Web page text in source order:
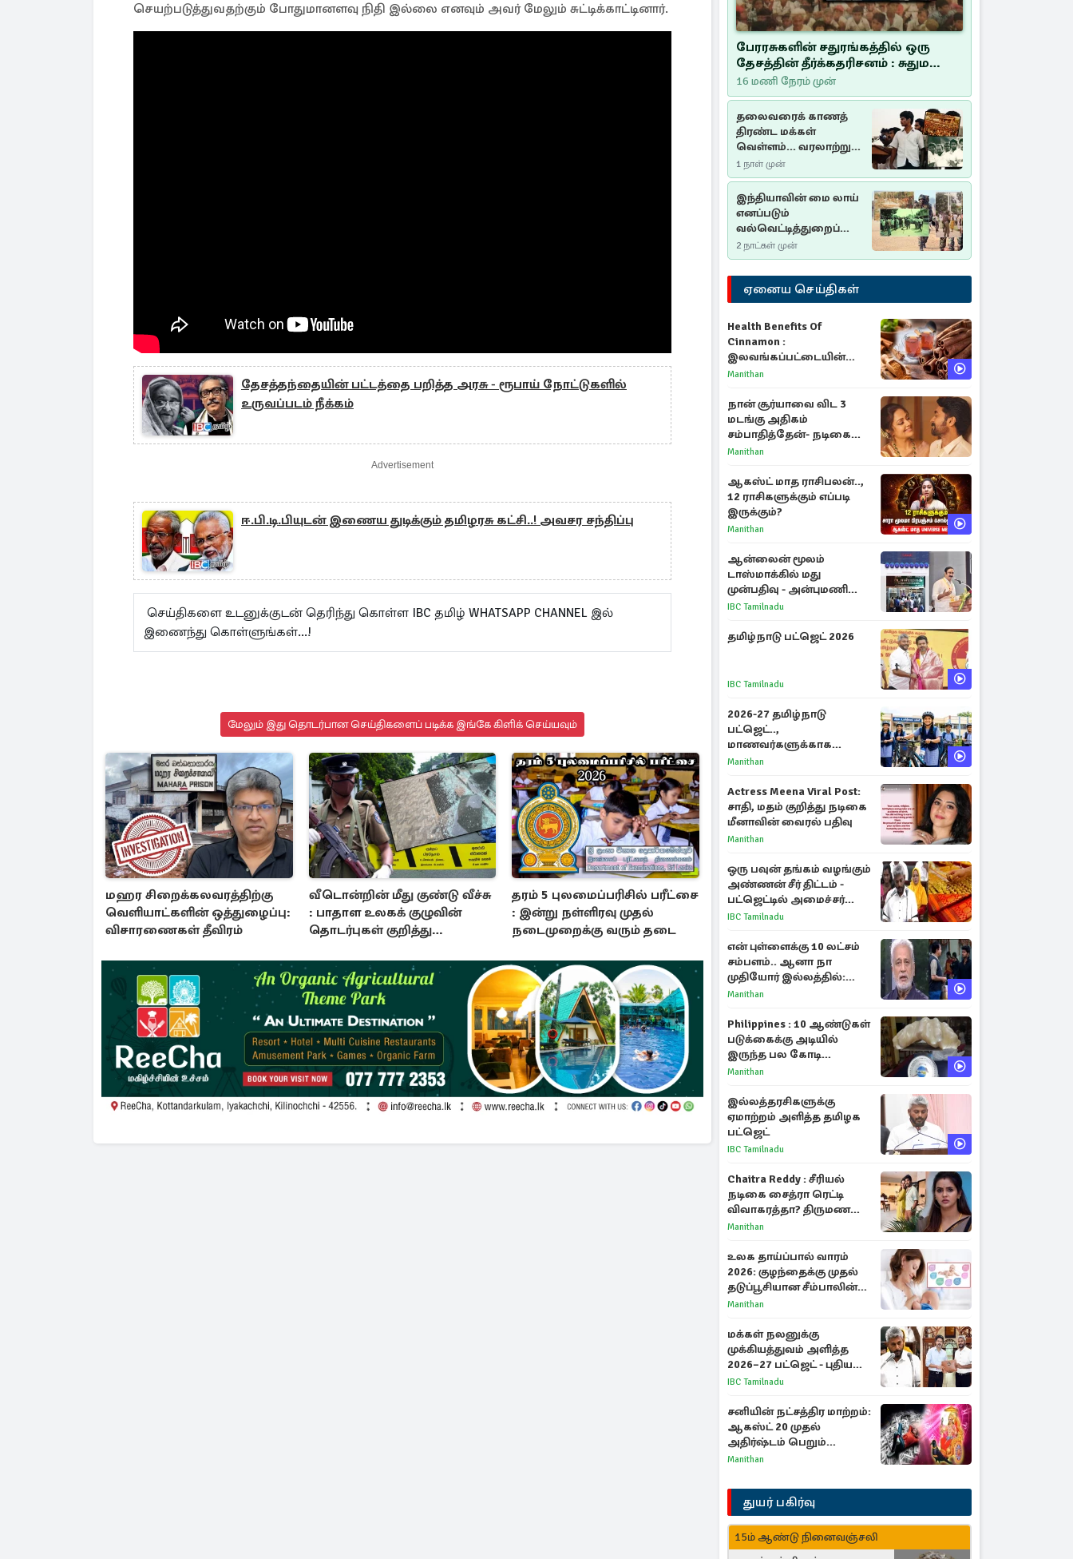
செயற்படுத்துவதற்கும் போதுமானளவு நிதி இல்லை எனவும் அவர் மேலும் சுட்டிக்காட்டினார்.
தேசத்தந்தையின் பட்டத்தை பறித்த அரசு - ரூபாய் நோட்டுகளில்
உருவப்படம் நீக்கம்
Advertisement
ஈ.பி.டி.பியுடன் இணைய துடிக்கும் தமிழரசு கட்சி..! அவசர சந்திப்பு
செய்திகளை உடனுக்குடன் தெரிந்து கொள்ள IBC தமிழ் WHATSAPP CHANNEL இல்
இணைந்து கொள்ளுங்கள்...!
மேலும் இது தொடர்பான செய்திகளைப் படிக்க இங்கே கிளிக் செய்யவும்
மஹர சிறைக்கலவரத்திற்கு
வெளியாட்களின் ஒத்துழைப்பு:
விசாரணைகள் தீவிரம்
வீடொன்றின் மீது குண்டு வீச்சு
: பாதாள உலகக் குழுவின்
தொடர்புகள் குறித்து
தரம் 5 புலமைப்பரிசில் பரீட்சை
: இன்று நள்ளிரவு முதல்
நடைமுறைக்கு வரும் தடை
பேரரசுகளின் சதுரங்கத்தில் ஒரு
தேசத்தின் தீர்க்கதரிசனம் : சுதுமலை
பிரகடனம் ஒரு வரலாற்றுப் பாடம்
16 மணி நேரம் முன்
தலைவரைக் காணத்
திரண்ட மக்கள்
வெள்ளம்... வரலாற்றுச்
சிறப்புமிக்க சுதுமலைப்
பிரகடனம்…
1 நாள் முன்
இந்தியாவின் மை லாய்
எனப்படும்
வல்வெட்டித்துறைப்
படுகொலை…
2 நாட்கள் முன்
ஏனைய செய்திகள்
Health Benefits Of
Cinnamon :
இலவங்கப்பட்டையின்
மருத்துவ குணங்களும்
நன்மைகளும்!
Manithan
நான் சூர்யாவை விட 3
மடங்கு அதிகம்
சம்பாதித்தேன்- நடிகை
ஜோதிகா
Manithan
ஆகஸ்ட் மாத ராசிபலன்..,
12 ராசிகளுக்கும் எப்படி
இருக்கும்?
Manithan
ஆன்லைன் மூலம்
டாஸ்மாக்கில் மது
முன்பதிவு - அன்புமணி
ராமதாஸ் எதிர்ப்பு
IBC Tamilnadu
தமிழ்நாடு பட்ஜெட் 2026
IBC Tamilnadu
2026-27 தமிழ்நாடு
பட்ஜெட்..,
மாணவர்களுக்காக
வெளியான முக்கிய
Manithan
Actress Meena Viral Post:
சாதி, மதம் குறித்து நடிகை
மீனாவின் வைரல் பதிவு
Manithan
ஒரு பவுன் தங்கம் வழங்கும்
அண்ணன் சீர் திட்டம் -
பட்ஜெட்டில் அமைச்சர்
மரிய வில்சன் அறிவிப்பு!
IBC Tamilnadu
என் புள்ளைக்கு 10 லட்சம்
சம்பளம்.. ஆனா நா
முதியோர் இல்லத்தில்:
நடிகரின் கண்ணீர் பேட்டி
Manithan
Philippines : 10 ஆண்டுகள்
படுக்கைக்கு அடியில்
இருந்த பல கோடி
மதிப்புள்ள அரிய முத்து!
Manithan
இல்லத்தரசிகளுக்கு
ஏமாற்றம் அளித்த தமிழக
பட்ஜெட்
IBC Tamilnadu
Chaitra Reddy : சீரியல்
நடிகை சைத்ரா ரெட்டி
விவாகரத்தா? திருமண
புகைப்படங்களை நீக்கம்
Manithan
உலக தாய்ப்பால் வாரம்
2026: குழந்தைக்கு முதல்
தடுப்பூசியான சீம்பாலின்
முக்கியத்துவம்!
Manithan
மக்கள் நலனுக்கு
முக்கியத்துவம் அளித்த
2026–27 பட்ஜெட் - புதிய
நலத்திட்டங்கள்
IBC Tamilnadu
சனியின் நட்சத்திர மாற்றம்:
ஆகஸ்ட் 20 முதல்
அதிர்ஷ்டம் பெறும்
ராசிகள்!
Manithan
துயர் பகிர்வு
15ம் ஆண்டு நினைவஞ்சலி